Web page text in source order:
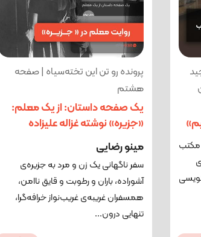
پرونده رو تن این تخته‌سیاه | صفحه
هشتم
یک صفحه داستان: از یک معلم:
«جزیره» نوشته غزاله علیزاده
مینو رضایی
سفر ناگهانی یک زن و مرد به جزیره‌ی
آشوراده، باران و رطوبت و قایق ناامن،
همسفران غریبه‌ی غریب‌نواز خرافه‌گرا،
تنهایی درون...